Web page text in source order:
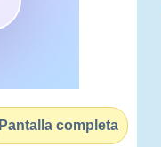
Pantalla completa